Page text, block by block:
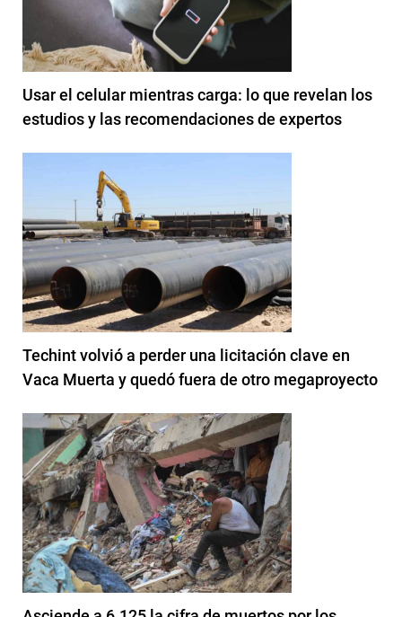
Usar el celular mientras carga: lo que revelan los
estudios y las recomendaciones de expertos
Techint volvió a perder una licitación clave en
Vaca Muerta y quedó fuera de otro megaproyecto